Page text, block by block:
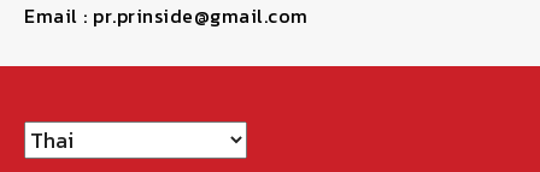
Email : pr.prinside@gmail.com